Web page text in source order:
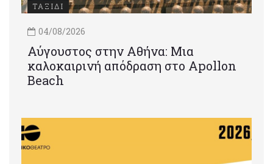
ΤΑΞΙΔΙ
04/08/2026
Αύγουστος στην Αθήνα: Μια
καλοκαιρινή απόδραση στο Apollon
Beach